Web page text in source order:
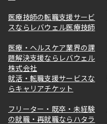
医療技師の転職支援サービ
スならレバウェル医療技師
医療・ヘルスケア業界の課
題解決支援ならレバウェル
株式会社
就活・転職支援サービスな
らキャリアチケット
フリーター・既卒・未経験
の就職・再就職ならハタラ